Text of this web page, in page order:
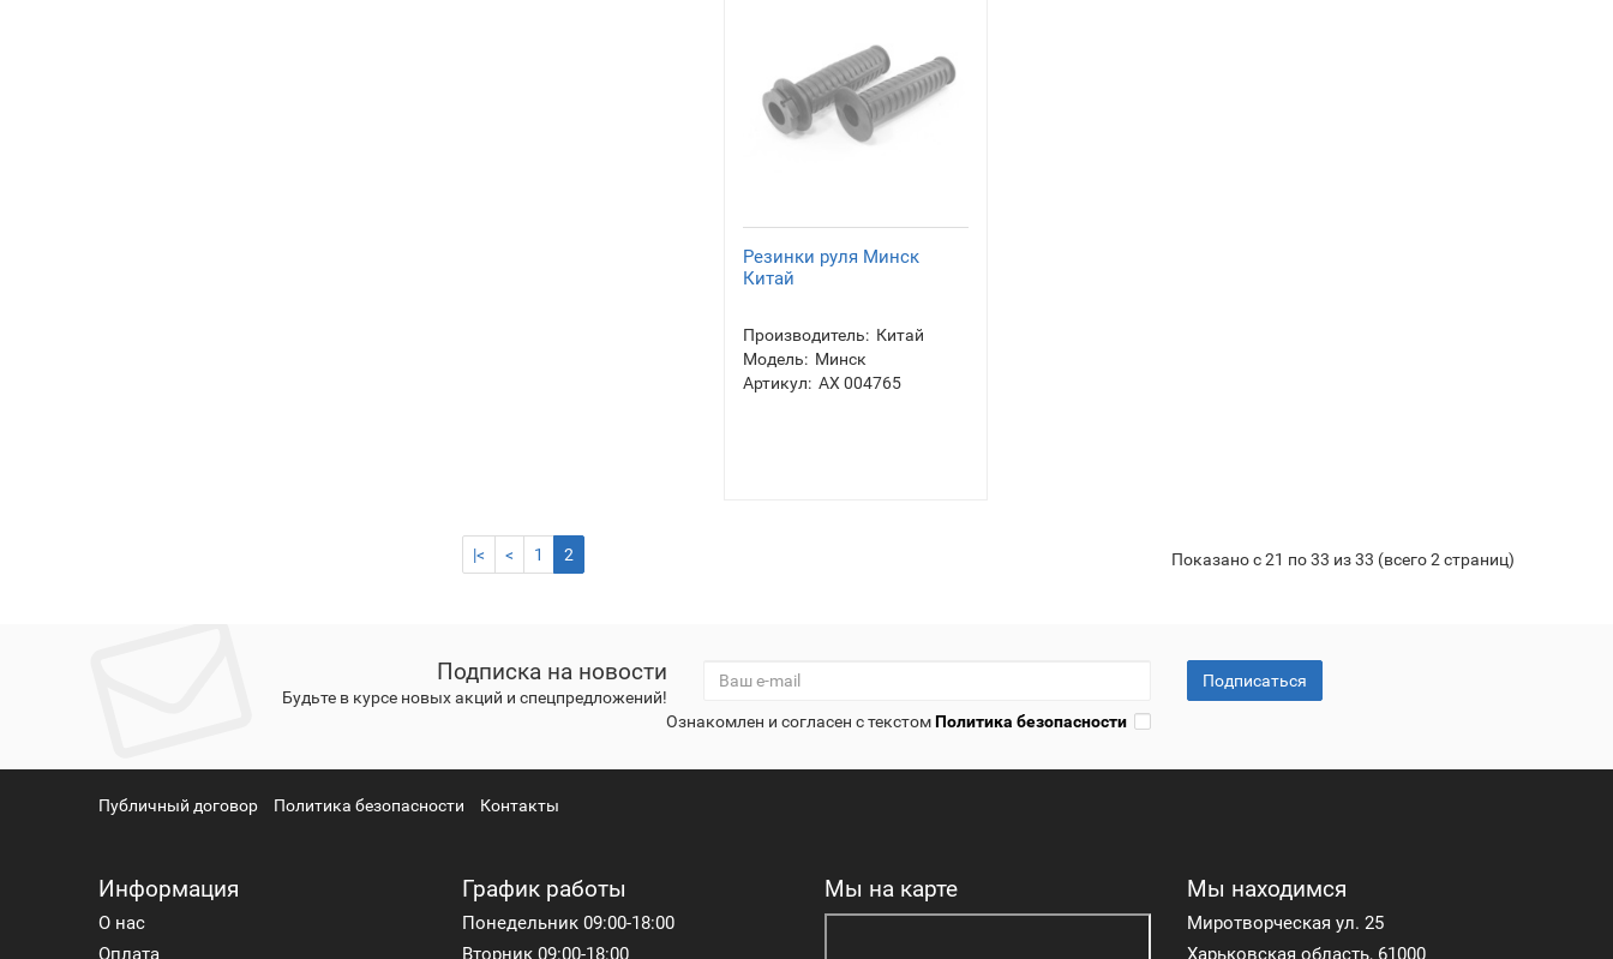
Резинки руля Минск
Китай
Производитель: Китай
Модель: Минск
Артикул: АХ 004765
|< < 1 2 Показано с 21 по 33 из 33 (всего 2 страниц)
Подписка на новости
Будьте в курсе новых акций и спецпредложений!
Подписаться
Ознакомлен и согласен с текстомПолитика безопасности
Публичный договор Политика безопасности Контакты
Информация
О нас
Оплата
График работы
Понедельник 09:00-18:00
Вторник 09:00-18:00
Мы на карте Мы находимся
Миротворческая ул. 25
Харьковская область, 61000